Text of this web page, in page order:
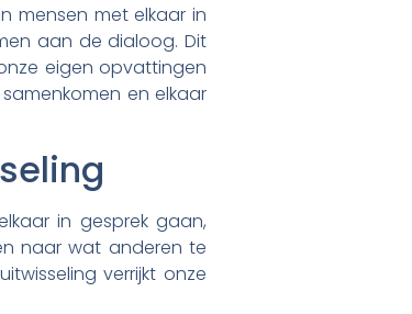
mensen met elkaar in
aan de dialoog. Dit
eigen opvattingen
en elkaar
in gesprek gaan,
naar wat anderen te
verrijkt onze